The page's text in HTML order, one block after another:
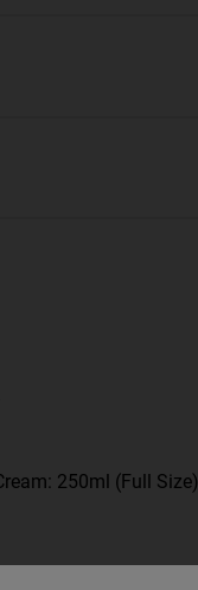
250ml (Full Size)